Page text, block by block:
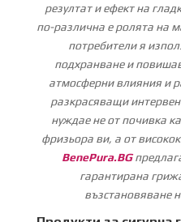
резултат и ефект на
по-различна е ролята на
потребители я
подхранване и
атмосферни влияния и
разкрасяващи
нуждае не от почивка
фризьора ви, а от
BenePura.BG
гарантирана
възстановяване